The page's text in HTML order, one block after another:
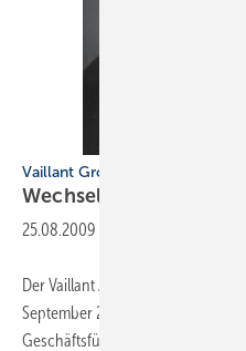
Vaillant Group
Wechsel in der
25.08.2009
Der Vaillant Aufsichtsrat hat Dr.
September 2009 als Nachfolger
Geschäftsführer des